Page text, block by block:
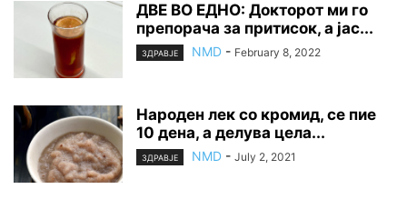
ДВЕ ВО ЕДНО: Докторот ми го
препорача за притисок, а јас...
ЗДРАВЈЕ NMD - February 8, 2022
Народен лек со кромид, се пие
10 дена, а делува цела...
ЗДРАВЈЕ NMD - July 2, 2021